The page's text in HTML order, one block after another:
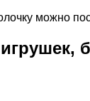
можно